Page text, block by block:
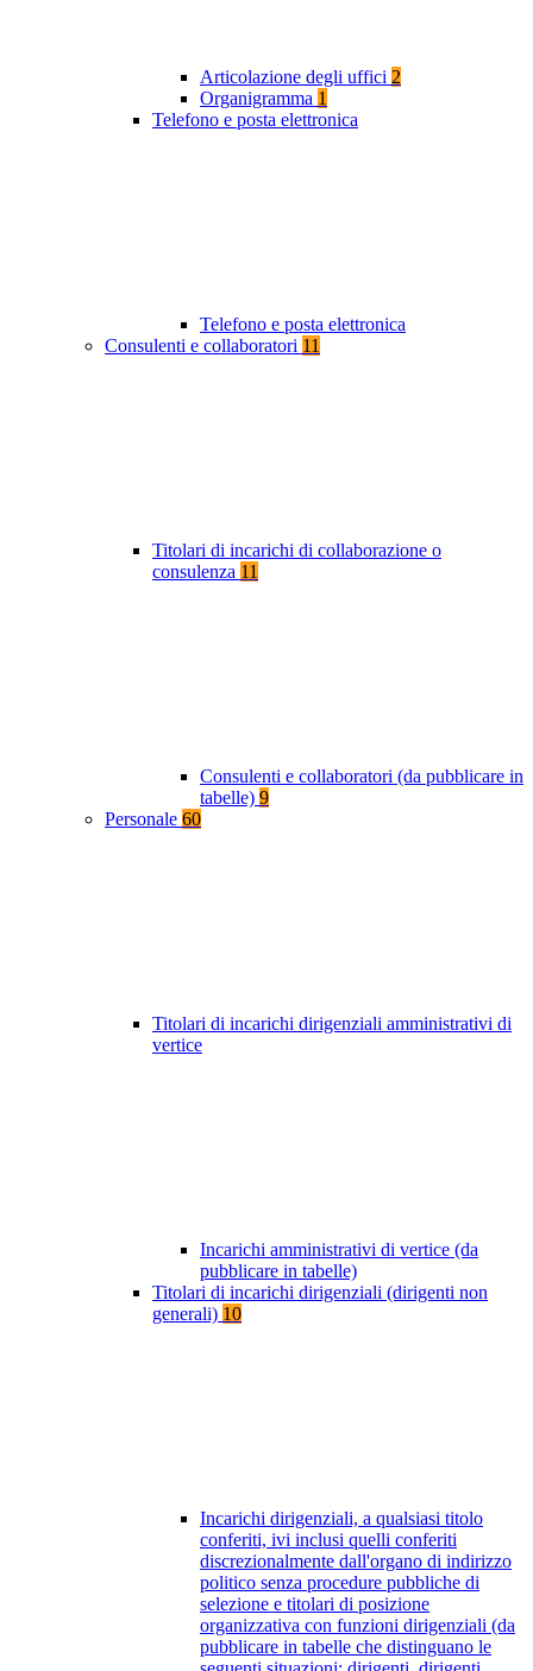
Articolazione degli uffici 2
Organigramma 1
Telefono e posta elettronica
Telefono e posta elettronica
Consulenti e collaboratori 11
Titolari di incarichi di collaborazione o
consulenza 11
Consulenti e collaboratori (da pubblicare in
tabelle) 9
Personale 60
Titolari di incarichi dirigenziali amministrativi di
vertice
Incarichi amministrativi di vertice (da
pubblicare in tabelle)
Titolari di incarichi dirigenziali (dirigenti non
generali) 10
Incarichi dirigenziali, a qualsiasi titolo
conferiti, ivi inclusi quelli conferiti
discrezionalmente dall'organo di indirizzo
politico senza procedure pubbliche di
selezione e titolari di posizione
organizzativa con funzioni dirigenziali (da
pubblicare in tabelle che distinguano le